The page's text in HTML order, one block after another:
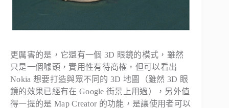
更厲害的是，它還有一個 3D 眼鏡的模式，雖然
只是一個噱頭，實用性有待商榷，但可以看出
Nokia 想要打造與眾不同的 3D 地圖（雖然 3D 眼
鏡的效果已經有在 Google 街景上用過），另外值
得一提的是 Map Creator 的功能，是讓使用者可以